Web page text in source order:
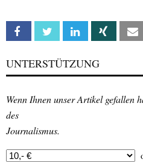
Facebook Twitter Linkedin Xing
UNTERSTÜTZUNG
Wenn Ihnen unser Artikel gefallen
des
Journalismus.